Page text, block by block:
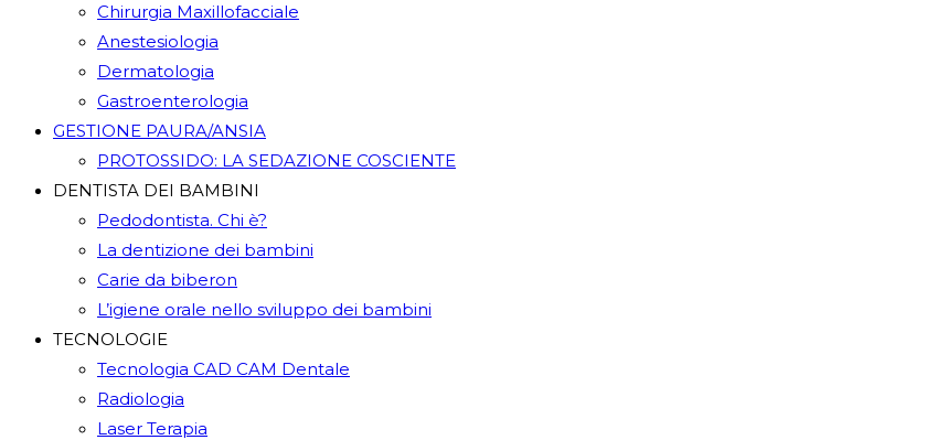
Chirurgia Maxillofacciale
Anestesiologia
Dermatologia
Gastroenterologia
GESTIONE PAURA/ANSIA
PROTOSSIDO: LA SEDAZIONE COSCIENTE
DENTISTA DEI BAMBINI
Pedodontista. Chi è?
La dentizione dei bambini
Carie da biberon
L’igiene orale nello sviluppo dei bambini
TECNOLOGIE
Tecnologia CAD CAM Dentale
Radiologia
Laser Terapia